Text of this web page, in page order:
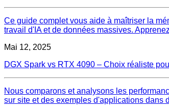
Ce guide complet vous aide à maîtriser la
travail d'IA et de données massives.
Mai 12, 2025
DGX Spark vs RTX 4090 – Choix réaliste
Nous comparons et analysons les
sur site et des exemples d'applications dans